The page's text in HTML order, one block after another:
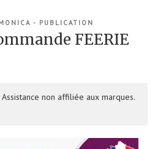
- PUBLICATION
FEERIE
Assistance non affiliée aux marques.